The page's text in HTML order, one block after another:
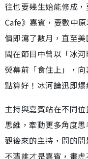
往也要幾生始能修成
Cafe》嘉賓，要數中
價即瀉了數月，直至
闆在節目中曾以「冰
熒幕前「食住上」，
點算好！冰河論迅即
主持與嘉賓站在不同
思維，牽動更多角度
觀後來的主持，問的
不清誰才是嘉賓，畫